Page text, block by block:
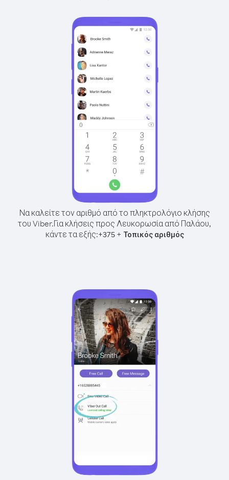
Να καλείτε τον αριθμό από το πληκτρολόγιο κλήσης
του Viber.Για κλήσεις προς Λευκορωσία από Παλάου,
κάντε τα εξής:+375+ Τοπικός αριθμός